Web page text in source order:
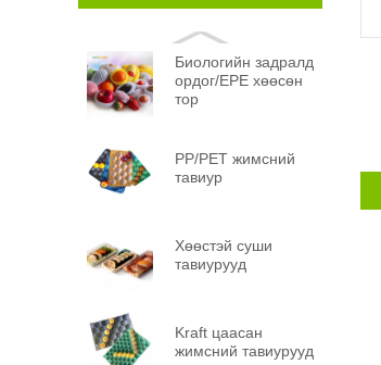
Биологийн задралд
ордог/EPE хөөсөн
тор
PP/PET жимсний
тавиур
Хөөстэй суши
тавиурууд
Kraft цаасан
жимсний тавиурууд